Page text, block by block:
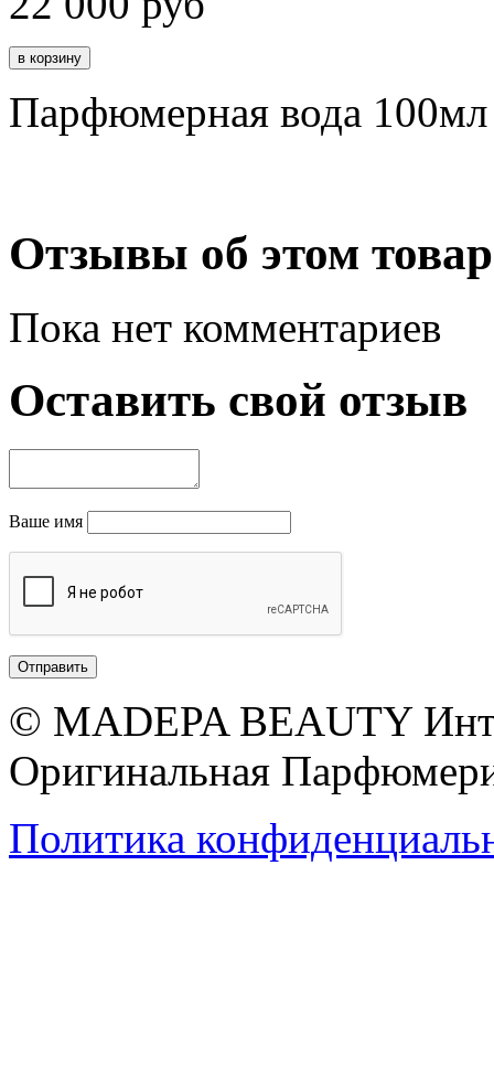
Парфюмерная вода 100мл
Отзывы об этом
Пока нет комментариев
Оставить свой отзыв
Ваше имя
© MADEPA BEAUTY
Оригинальная
Политика